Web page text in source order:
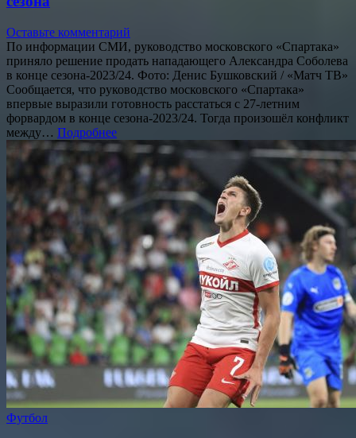
Оставьте комментарий
По информации СМИ, руководство московского «Спартака»
приняло решение продать нападающего Александра Соболева
в конце сезона-2023/24. Фото: Денис Бушковский / «Матч ТВ»
Сообщается, что руководство московского «Спартака»
впервые выразили готовность расстаться с 27-летним
форвардом в конце сезона-2023/24. Тогда произошёл конфликт
между… Подробнее
Футбол